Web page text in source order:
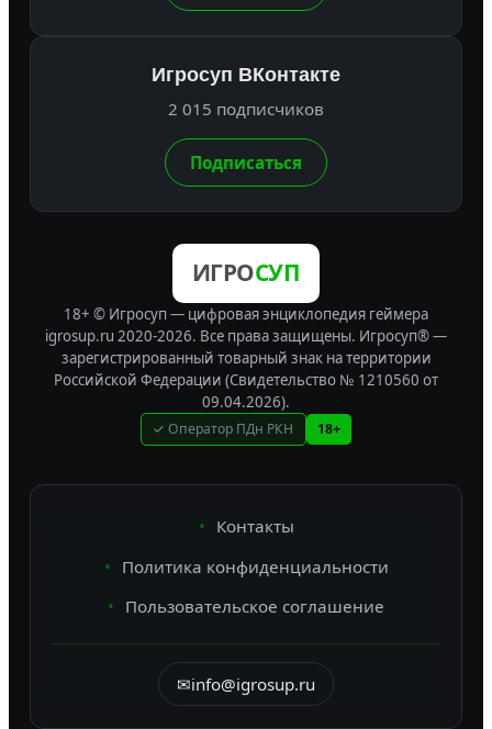
Игросуп ВКонтакте
2 015 подписчиков
Подписаться
ИГРОСУП
18+ © Игросуп — цифровая энциклопедия геймера
igrosup.ru 2020-2026. Все права защищены. Игросуп® —
зарегистрированный товарный знак на территории
Российской Федерации (Свидетельство № 1210560 от
09.04.2026).
✓ Оператор ПДн РКН 18+
Контакты
Политика конфиденциальности
Пользовательское соглашение
✉info@igrosup.ru